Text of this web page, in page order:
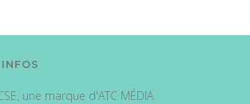
une marque d'ATC MÉDIA